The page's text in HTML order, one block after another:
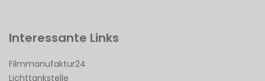
Interessante Links
Filmmanufaktur24
Lichttankstelle